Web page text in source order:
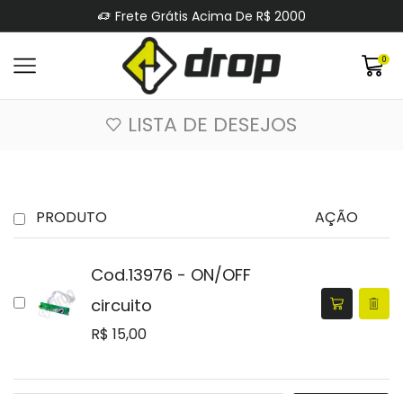
Frete Grátis Acima De R$ 2000
0
LISTA DE DESEJOS
PRODUTO AÇÃO
Cod.13976 - ON/OFF
circuito
R$ 15,00